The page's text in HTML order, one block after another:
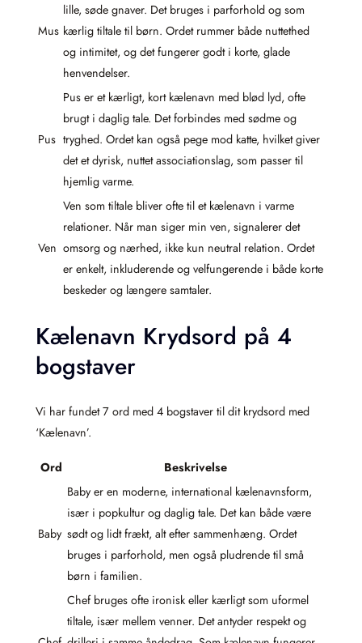
Mus
lille, søde gnaver. Det bruges i parforhold og som
kærlig tiltale til børn. Ordet rummer både nuttethed
og intimitet, og det fungerer godt i korte, glade
henvendelser.
Pus
Pus er et kærligt, kort kælenavn med blød lyd, ofte
brugt i daglig tale. Det forbindes med sødme og
tryghed. Ordet kan også pege mod katte, hvilket giver
det et dyrisk, nuttet associationslag, som passer til
hjemlig varme.
Ven
Ven som tiltale bliver ofte til et kælenavn i varme
relationer. Når man siger min ven, signalerer det
omsorg og nærhed, ikke kun neutral relation. Ordet
er enkelt, inkluderende og velfungerende i både korte
beskeder og længere samtaler.
Kælenavn Krydsord på 4
bogstaver
Vi har fundet 7 ord med 4 bogstaver til dit krydsord med
‘Kælenavn’.
Ord Beskrivelse
Baby
Baby er en moderne, international kælenavnsform,
især i popkultur og daglig tale. Det kan både være
sødt og lidt frækt, alt efter sammenhæng. Ordet
bruges i parforhold, men også pludrende til små
børn i familien.
Chef bruges ofte ironisk eller kærligt som uformel
tiltale, især mellem venner. Det antyder respekt og